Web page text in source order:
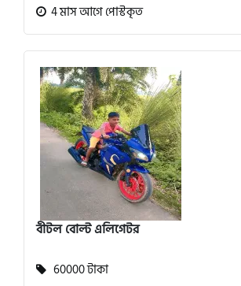
4 মাস আগে পোস্টকৃত
বীটল বোল্ট এলিগেটর
60000 টাকা